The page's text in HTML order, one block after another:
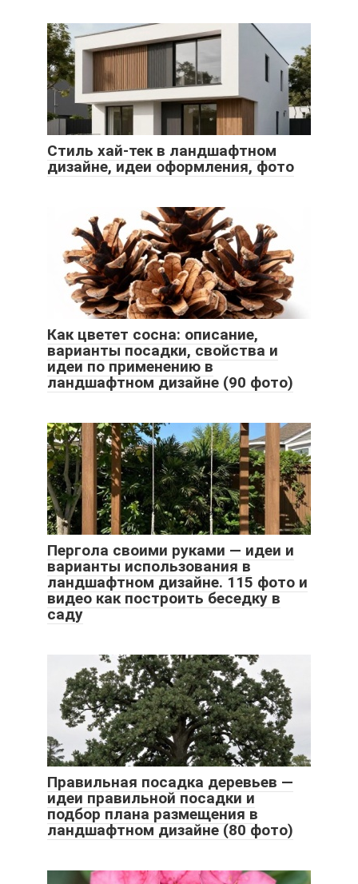
Стиль хай-тек в ландшафтном
дизайне, идеи оформления, фото
Как цветет сосна: описание,
варианты посадки, свойства и
идеи по применению в
ландшафтном дизайне (90 фото)
Пергола своими руками — идеи и
варианты использования в
ландшафтном дизайне. 115 фото и
видео как построить беседку в
саду
Правильная посадка деревьев —
идеи правильной посадки и
подбор плана размещения в
ландшафтном дизайне (80 фото)